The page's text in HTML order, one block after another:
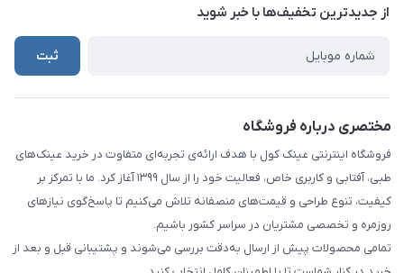
تماس با ما
راهنما
از جدید‌ترین تخفیف‌ها با‌ خبر شوید
ثبت
مختصری درباره فروشگاه
فروشگاه اینترنتی عینک کول با هدف ارائه‌ی تجربه‌ای متفاوت در خرید عینک‌های
طبی، آفتابی و کاربری خاص، فعالیت خود را از سال ۱۳۹۹ آغاز کرد. ما با تمرکز بر
کیفیت، تنوع طراحی و قیمت‌های منصفانه تلاش می‌کنیم تا پاسخ‌گوی نیازهای
روزمره و تخصصی مشتریان در سراسر کشور باشیم.
تمامی محصولات پیش از ارسال به‌دقت بررسی می‌شوند و پشتیبانی قبل و بعد از